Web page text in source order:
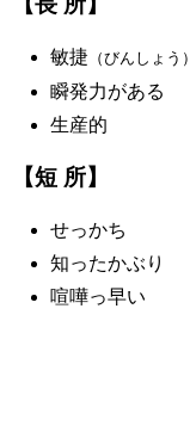
敏捷 （びんしょう）
瞬発力がある
生産的
【短 所】
せっかち
知ったかぶり
喧嘩っ早い